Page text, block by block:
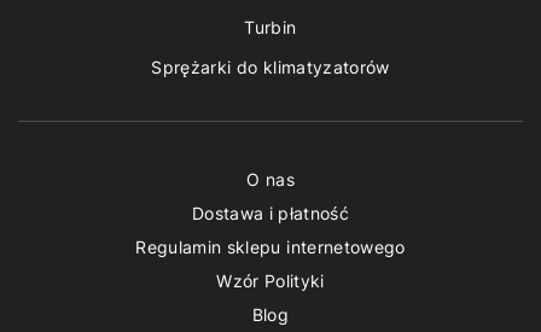
Turbin
Sprężarki do klimatyzatorów
O nas
Dostawa i płatność
Regulamin sklepu internetowego
Wzór Polityki
Blog